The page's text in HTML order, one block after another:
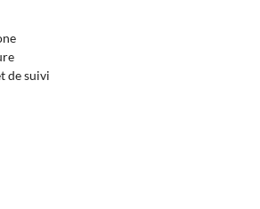
de suivi